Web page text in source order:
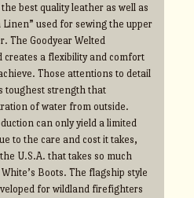
best quality leather as well as
used for sewing the upper
The Goodyear Welted
creates a flexibility and comfort
Those attentions to detail
toughest strength that
of water from outside.
can only yield a limited
to the care and cost it takes,
U.S.A. that takes so much
Boots. The flagship style
for wildland firefighters